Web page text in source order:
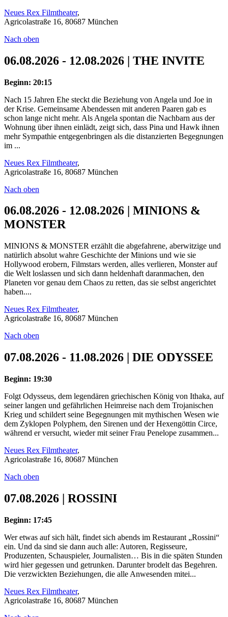
Neues Rex Filmtheater,
Agricolastraße 16, 80687 München
Nach oben
06.08.2026 - 12.08.2026 | THE INVITE
Beginn: 20:15
Nach 15 Jahren Ehe steckt die Beziehung von Angela und Joe in
der Krise. Gemeinsame Abendessen mit anderen Paaren gab es
schon lange nicht mehr. Als Angela spontan die Nachbarn aus der
Wohnung über ihnen einlädt, zeigt sich, dass Pina und Hawk ihnen
mehr Sympathie entgegenbringen als die distanzierten Begegnungen
im ...
Neues Rex Filmtheater,
Agricolastraße 16, 80687 München
Nach oben
06.08.2026 - 12.08.2026 | MINIONS &
MONSTER
MINIONS & MONSTER erzählt die abgefahrene, aberwitzige und
natürlich absolut wahre Geschichte der Minions und wie sie
Hollywood erobern, Filmstars werden, alles verlieren, Monster auf
die Welt loslassen und sich dann heldenhaft daranmachen, den
Planeten vor genau dem Chaos zu retten, das sie selbst angerichtet
haben....
Neues Rex Filmtheater,
Agricolastraße 16, 80687 München
Nach oben
07.08.2026 - 11.08.2026 | DIE ODYSSEE
Beginn: 19:30
Folgt Odysseus, dem legendären griechischen König von Ithaka, auf
seiner langen und gefährlichen Heimreise nach dem Trojanischen
Krieg und schildert seine Begegnungen mit mythischen Wesen wie
dem Zyklopen Polyphem, den Sirenen und der Hexengöttin Circe,
während er versucht, wieder mit seiner Frau Penelope zusammen...
Neues Rex Filmtheater,
Agricolastraße 16, 80687 München
Nach oben
07.08.2026 | ROSSINI
Beginn: 17:45
Wer etwas auf sich hält, findet sich abends im Restaurant „Rossini“
ein. Und da sind sie dann auch alle: Autoren, Regisseure,
Produzenten, Schauspieler, Journalisten… Bis in die späten Stunden
wird hier gegessen und getrunken. Darunter brodelt das Begehren.
Die verzwickten Beziehungen, die alle Anwesenden mitei...
Neues Rex Filmtheater,
Agricolastraße 16, 80687 München